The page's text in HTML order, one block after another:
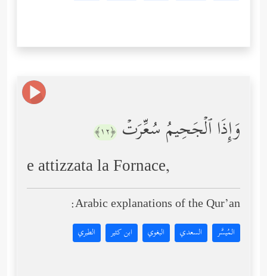
وَإِذَا ٱلۡجَحِیمُ سُعِّرَتۡ ﴿١٢﴾
e attizzata la Fornace,
Arabic explanations of the Qur’an:
المُيسَّر السعدي البغوي ابن كثير الطبري